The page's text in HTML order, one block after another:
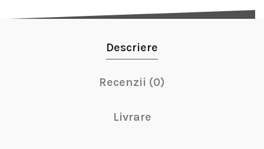
Descriere
Recenzii (0)
Livrare